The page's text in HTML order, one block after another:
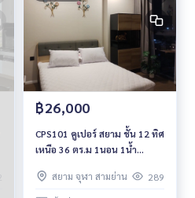
฿26,000
CPS101 คูเปอร์ สยาม ชั้น 12 ทิศ
เหนือ 36 ตร.ม 1นอน 1น้ำ
สยาม จุฬา สามย่าน
289